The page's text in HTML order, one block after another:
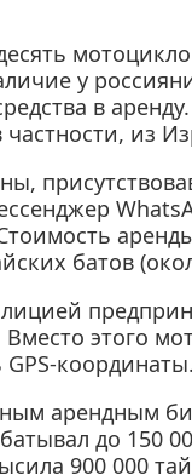
у
в
из
батов
этого
координаты.
арендным
до 150
900 000